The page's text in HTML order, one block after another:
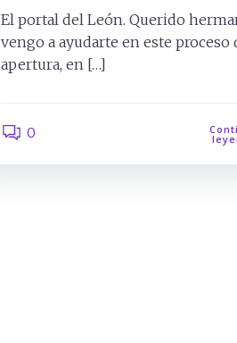
El portal del León. Querido
vengo a ayudarte en este proceso
apertura, en […]
0